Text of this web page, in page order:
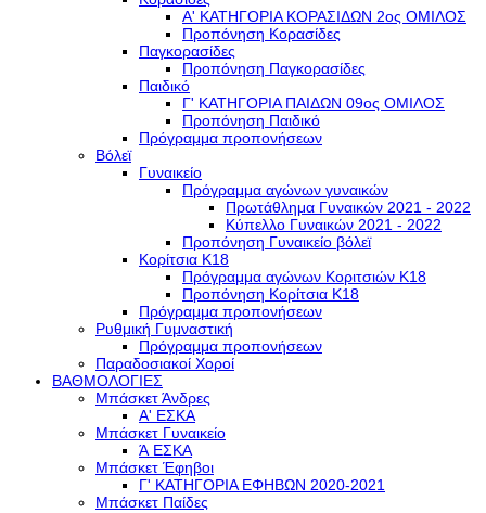
Α' ΚΑΤΗΓΟΡΙΑ ΚΟΡΑΣΙΔΩΝ 2ος ΟΜΙΛΟΣ
Προπόνηση Κορασίδες
Παγκορασίδες
Προπόνηση Παγκορασίδες
Παιδικό
Γ' ΚΑΤΗΓΟΡΙΑ ΠΑΙΔΩΝ 09ος ΟΜΙΛΟΣ
Προπόνηση Παιδικό
Πρόγραμμα προπονήσεων
Βόλεϊ
Γυναικείο
Πρόγραμμα αγώνων γυναικών
Πρωτάθλημα Γυναικών 2021 - 2022
Κύπελλο Γυναικών 2021 - 2022
Προπόνηση Γυναικείο βόλεϊ
Κορίτσια Κ18
Πρόγραμμα αγώνων Κοριτσιών Κ18
Προπόνηση Κορίτσια Κ18
Πρόγραμμα προπονήσεων
Ρυθμική Γυμναστική
Πρόγραμμα προπονήσεων
Παραδοσιακοί Χοροί
ΒΑΘΜΟΛΟΓΙΕΣ
Μπάσκετ Άνδρες
Α' ΕΣΚΑ
Μπάσκετ Γυναικείο
Ά ΕΣΚΑ
Μπάσκετ Έφηβοι
Γ' ΚΑΤΗΓΟΡΙΑ ΕΦΗΒΩΝ 2020-2021
Μπάσκετ Παίδες